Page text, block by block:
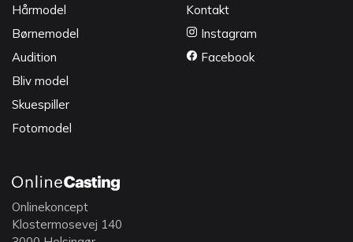
Hårmodel
Børnemodel
Audition
Bliv model
Skuespiller
Fotomodel
Kontakt
Instagram
Facebook
Onlinekoncept
Klostermosevej 140